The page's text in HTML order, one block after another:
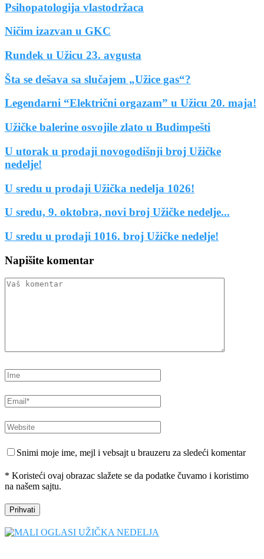
Psihopatologija vlastodržaca
Ničim izazvan u GKC
Rundek u Užicu 23. avgusta
Šta se dešava sa slučajem „Užice gas“?
Legendarni “Električni orgazam” u Užicu 20. maja!
Užičke balerine osvojile zlato u Budimpešti
U utorak u prodaji novogodišnji broj Užičke
nedelje!
U sredu u prodaji Užička nedelja 1026!
U sredu, 9. oktobra, novi broj Užičke nedelje...
U sredu u prodaji 1016. broj Užičke nedelje!
Napišite komentar
Snimi moje ime, mejl i vebsajt u brauzeru za sledeći komentar
* Koristeći ovaj obrazac slažete se da podatke čuvamo i koristimo
na našem sajtu.